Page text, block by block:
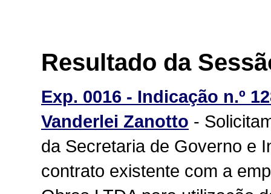
Resultado da
Exp. 0016 - Indicação n.º
Vanderlei Zanotto -
da Secretaria de Governo e
contrato existente com a